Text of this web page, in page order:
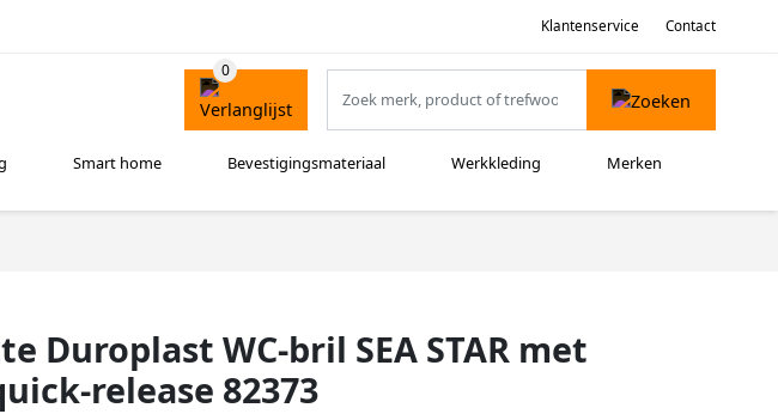
Klantenservice Contact
Smart home Bevestigingsmateriaal Werkkleding Merken
Duroplast WC-bril SEA STAR met
release 82373